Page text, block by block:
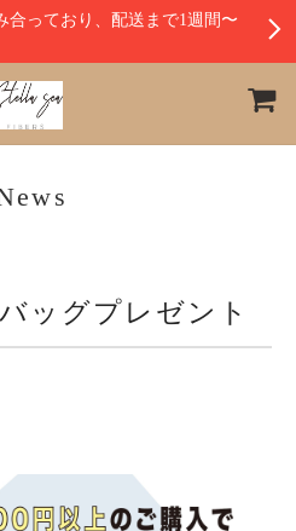
合っており、配送まで1週間〜
ッグプレゼント